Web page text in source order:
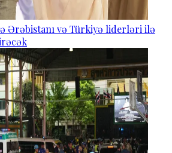
Ərəbistanı və Türkiyə liderləri ilə